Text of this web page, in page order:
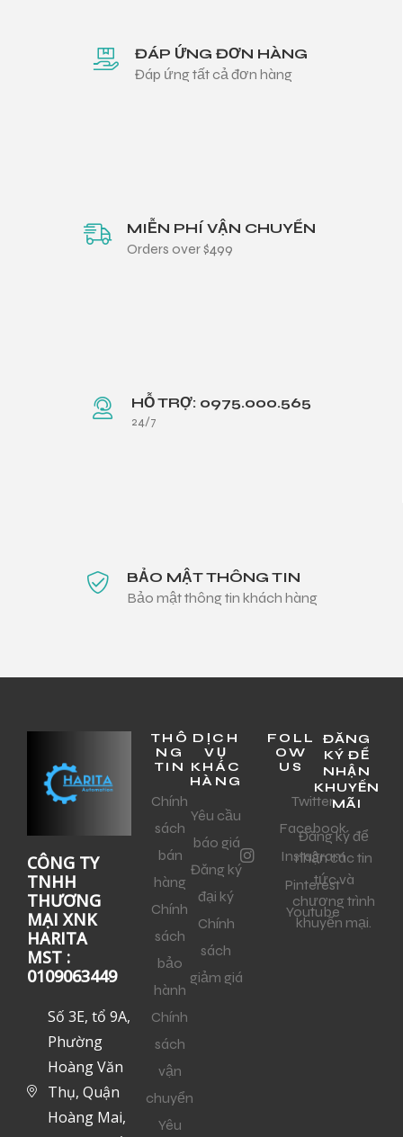
ĐÁP ỨNG ĐƠN HÀNG
Đáp ứng tất cả đơn hàng
MIỄN PHÍ VẬN CHUYỂN
Orders over $499
HỖ TRỢ: 0975.000.565
24/7
BẢO MẬT THÔNG TIN
Bảo mật thông tin khách hàng
CÔNG TY
TNHH
THƯƠNG
MẠI XNK
HARITA
MST :
0109063449
Số 3E, tổ 9A,
Phường
Hoàng Văn
Thụ, Quận
Hoàng Mai,
THÔ
NG
TIN
Chính
sách
bán
hàng
Chính
sách
bảo
hành
Chính
sách
vận
chuyển
Yêu
DỊCH
VỤ
KHÁC
HÀNG
Yêu cầu
báo giá
Đăng ký
đại ký
Chính
sách
giảm giá
FOLL
OW
US
Twitter
Facebook
Instagram
Pinterest
Youtube
ĐĂNG
KÝ ĐỂ
NHẬN
KHUYẾN
MÃI
Đăng ký để
nhận các tin
tức và
chương trình
khuyến mại.